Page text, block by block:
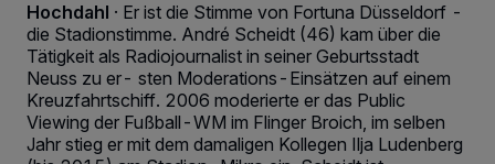
Hochdahl · Er ist die Stimme von Fortuna Düsseldorf -
die Stadionstimme. André Scheidt (46) kam über die
Tätigkeit als Radiojournalist in seiner Geburtsstadt
Neuss zu er- sten Moderations-Einsätzen auf einem
Kreuzfahrtschiff. 2006 moderierte er das Public
Viewing der Fußball-WM im Flinger Broich, im selben
Jahr stieg er mit dem damaligen Kollegen Ilja Ludenberg